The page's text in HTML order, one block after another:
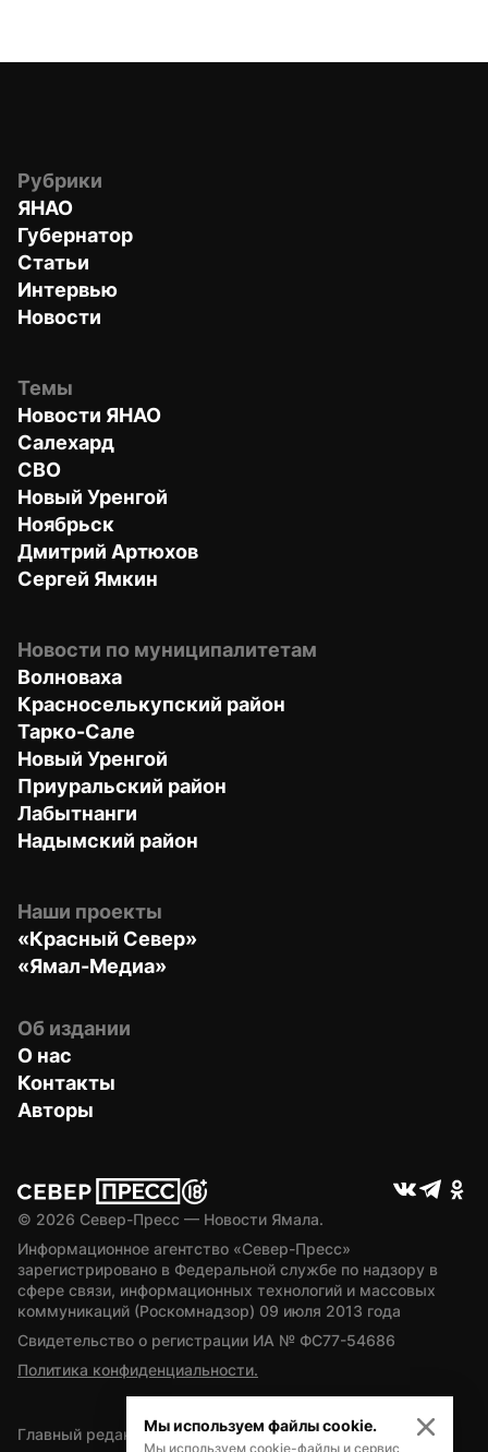
Рубрики
ЯНАО
Губернатор
Статьи
Интервью
Новости
Темы
Новости ЯНАО
Салехард
СВО
Новый Уренгой
Ноябрьск
Дмитрий Артюхов
Сергей Ямкин
Новости по муниципалитетам
Волноваха
Красноселькупский район
Тарко-Сале
Новый Уренгой
Приуральский район
Лабытнанги
Надымский район
Наши проекты
«Красный Север»
«Ямал-Медиа»
Об издании
О нас
Контакты
Авторы
© 2026 Север-Пресс — Новости Ямала.
Информационное агентство «Север-Пресс»
зарегистрировано в Федеральной службе по надзору в
сфере связи, информационных технологий и массовых
коммуникаций (Роскомнадзор) 09 июля 2013 года
Свидетельство о регистрации ИА № ФС77-54686
Политика конфиденциальности.
Главный редактор — А.Л. Поздеев
Мы используем файлы cookie.
Мы используем cookie-файлы и сервис